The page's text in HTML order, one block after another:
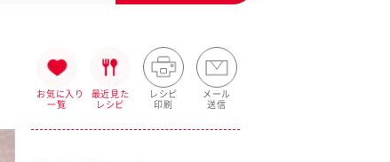
ーピー マヨネーズキッチン
もうれしい。サラダストック
ちで作るポテトサラダ
食育活動
m
i
お気に入り
一覧
最近見た
レシピ
レシピ
印刷
メール
送信